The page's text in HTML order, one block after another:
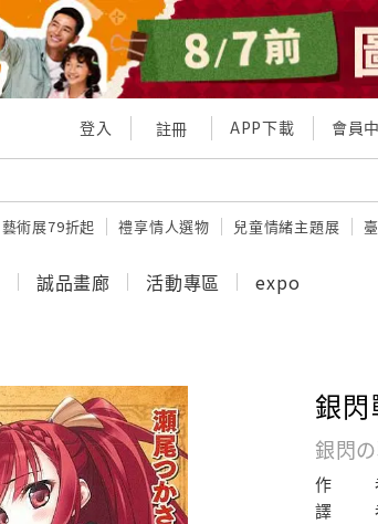
登入 註冊 APP下載 會員
藝術展79折起 禮享情人選物 兒童情緒主題展
誠品畫廊 活動專區 expo
銀
銀閃
作
譯